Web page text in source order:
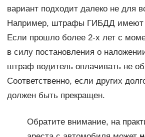
вариант подходит далеко не для
Например, штрафы ГИБДД имеют
Если прошло более 2-х лет с
в силу постановления о
штраф водитель оплачивать не
Соответственно, если других
должен быть прекращен.
Обратите внимание, на